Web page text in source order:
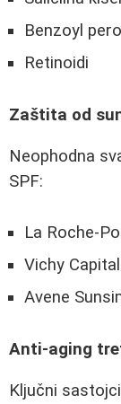
Benzoyl
Retinoidi
Zaštita od
Neophodna
SPF:
La Roche-
Vichy Capital
Avene
Anti-aging
Ključni